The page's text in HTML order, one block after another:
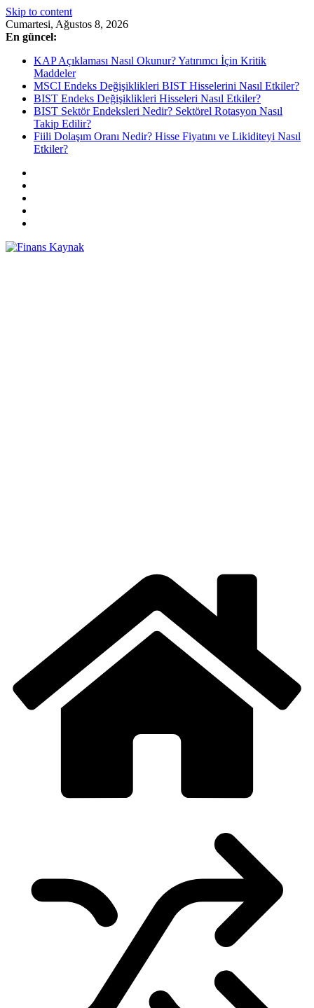
Skip to content
Cumartesi, Ağustos 8, 2026
En güncel:
KAP Açıklaması Nasıl Okunur? Yatırımcı İçin Kritik
Maddeler
MSCI Endeks Değişiklikleri BIST Hisselerini Nasıl Etkiler?
BIST Endeks Değişiklikleri Hisseleri Nasıl Etkiler?
BIST Sektör Endeksleri Nedir? Sektörel Rotasyon Nasıl
Takip Edilir?
Fiili Dolaşım Oranı Nedir? Hisse Fiyatını ve Likiditeyi Nasıl
Etkiler?